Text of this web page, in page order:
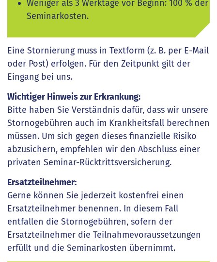
Weniger als 3 Werktage vor Beginn: 100 % der
Seminarkosten.
Eine Stornierung muss in Textform (z. B. per E-Mail
oder Post) erfolgen. Für den Zeitpunkt gilt der
Eingang bei uns.
Wichtiger Hinweis zur Erkrankung:
Bitte haben Sie Verständnis dafür, dass wir unsere
Stornogebühren auch im Krankheitsfall berechnen
müssen. Um sich gegen dieses finanzielle Risiko
abzusichern, empfehlen wir den Abschluss einer
privaten Seminar-Rücktrittsversicherung.
Ersatzteilnehmer:
Gerne können Sie jederzeit kostenfrei einen
Ersatzteilnehmer benennen. In diesem Fall
entfallen die Stornogebühren, sofern der
Ersatzteilnehmer die Teilnahmevoraussetzungen
erfüllt und die Seminarkosten übernimmt.